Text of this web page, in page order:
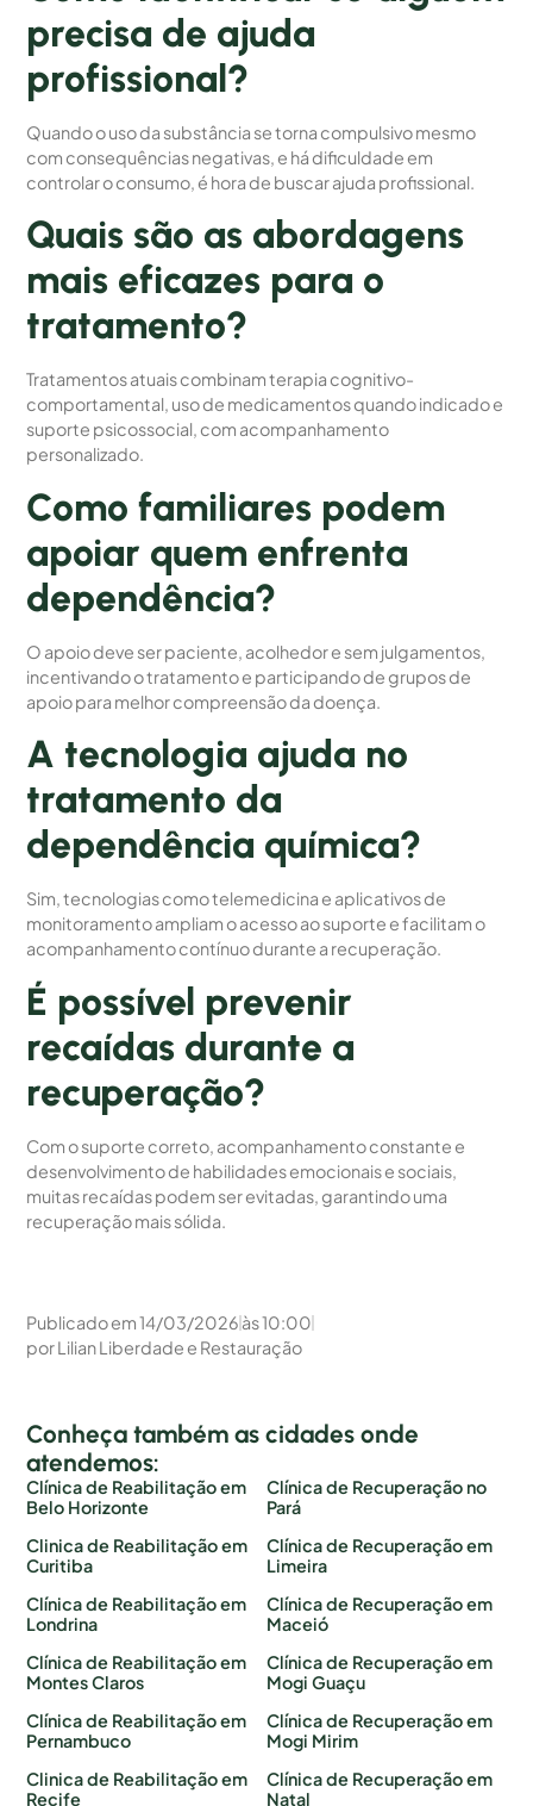
precisa de ajuda
profissional?
Quando o uso da substância se torna compulsivo mesmo
com consequências negativas, e há dificuldade em
controlar o consumo, é hora de buscar ajuda profissional.
Quais são as abordagens
mais eficazes para o
tratamento?
Tratamentos atuais combinam terapia cognitivo-
comportamental, uso de medicamentos quando indicado e
suporte psicossocial, com acompanhamento
personalizado.
Como familiares podem
apoiar quem enfrenta
dependência?
O apoio deve ser paciente, acolhedor e sem julgamentos,
incentivando o tratamento e participando de grupos de
apoio para melhor compreensão da doença.
A tecnologia ajuda no
tratamento da
dependência química?
Sim, tecnologias como telemedicina e aplicativos de
monitoramento ampliam o acesso ao suporte e facilitam o
acompanhamento contínuo durante a recuperação.
É possível prevenir
recaídas durante a
recuperação?
Com o suporte correto, acompanhamento constante e
desenvolvimento de habilidades emocionais e sociais,
muitas recaídas podem ser evitadas, garantindo uma
recuperação mais sólida.
Publicado em14/03/2026às10:00
porLilian Liberdade e Restauração
Conheça também as cidades onde
atendemos:
Clínica de Reabilitação em
Belo Horizonte
Clinica de Reabilitação em
Curitiba
Clínica de Reabilitação em
Londrina
Clínica de Reabilitação em
Montes Claros
Clínica de Reabilitação em
Pernambuco
Clinica de Reabilitação em
Recife
Clínica de Recuperação no
Pará
Clínica de Recuperação em
Limeira
Clínica de Recuperação em
Maceió
Clínica de Recuperação em
Mogi Guaçu
Clínica de Recuperação em
Mogi Mirim
Clínica de Recuperação em
Natal